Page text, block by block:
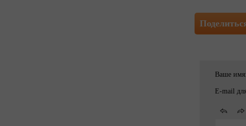
Ваше имя:
E-mail